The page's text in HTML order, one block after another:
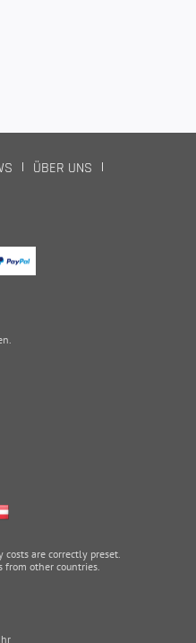
ÜBER UNS
are correctly preset.
from other countries.